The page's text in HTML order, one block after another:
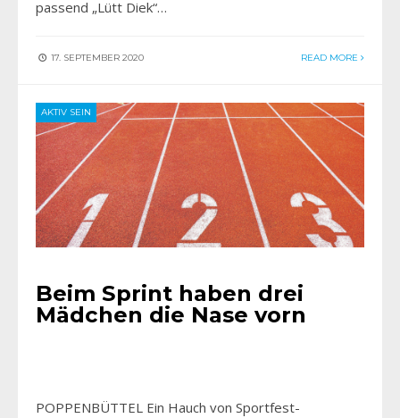
passend „Lütt Diek“…
17. SEPTEMBER 2020 READ MORE
AKTIV SEIN
Beim Sprint haben drei
Mädchen die Nase vorn
POPPENBÜTTEL Ein Hauch von Sportfest-